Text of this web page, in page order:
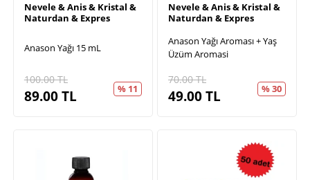
Nevele & Anis & Kristal &
Naturdan & Expres
Anason Yağı 15 mL
100.00TL
89.00TL % 11
Nevele & Anis & Kristal &
Naturdan & Expres
Anason Yağı Aroması + Yaş
Üzüm Aromasi
70.00TL
49.00TL % 30